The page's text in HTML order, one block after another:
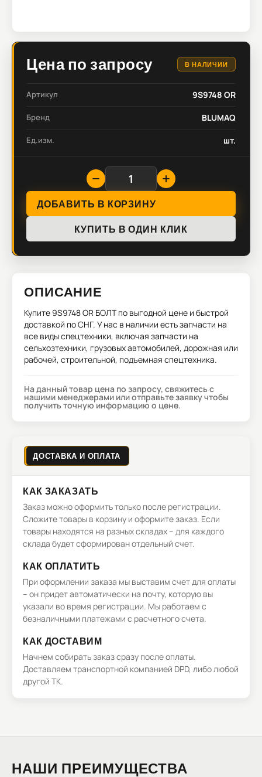
Цена по запросу В НАЛИЧИИ
Артикул 9S9748 OR
Бренд BLUMAQ
Ед.изм. шт.
ДОБАВИТЬ В КОРЗИНУ
КУПИТЬ В ОДИН КЛИК
ОПИСАНИЕ
Купите 9S9748 OR БОЛТпо выгодной цене и быстрой
доставкой по СНГ. У нас в наличии есть запчасти на
все виды спецтехники, включая запчасти на
сельхозтехники, грузовых автомобилей, дорожная или
рабочей, строительной, подъемная спецтехника.
На данный товар цена по запросу, свяжитесь с
нашими менеджерами или отправьте заявку чтобы
получить точную информацию о цене.
ДОСТАВКА И ОПЛАТА
КАК ЗАКАЗАТЬ
Заказ можно оформить только после регистрации.
Сложите товары в корзину и оформите заказ. Если
товары находятся на разных складах – для каждого
склада будет сформирован отдельный счет.
КАК ОПЛАТИТЬ
При оформлении заказа мы выставим счет для оплаты
– он придет автоматически на почту, которую вы
указали во время регистрации. Мы работаем с
безналичными платежами с расчетного счета.
КАК ДОСТАВИМ
Начнем собирать заказ сразу после оплаты.
Доставляем транспортной компанией DPD, либо любой
другой ТК.
НАШИ ПРЕИМУЩЕСТВА